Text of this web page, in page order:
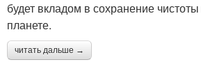
будет вкладом в сохранение
планете.
читать дальше →